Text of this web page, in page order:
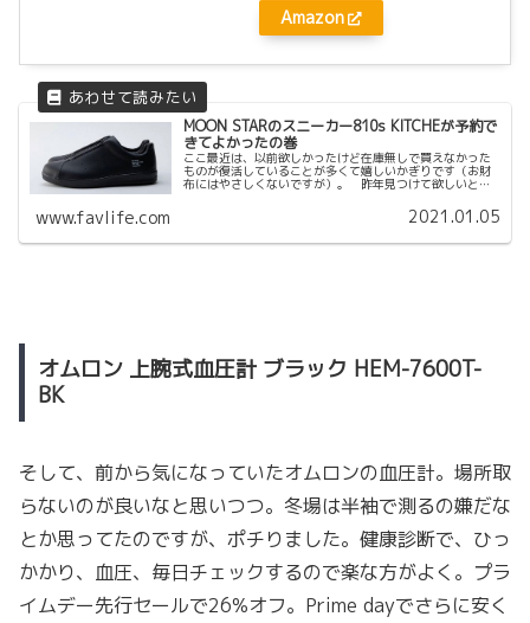
Amazon
MOON STARのスニーカー810s KITCHEが予約で
きてよかったの巻
ここ最近は、以前欲しかったけど在庫無しで買えなかった
ものが復活していることが多くて嬉しいかぎりです（お財
布にはやさしくないですが）。 昨年見つけて欲しいと思
www.favlife.com 2021.01.05
オムロン 上腕式血圧計 ブラック HEM-7600T-
BK
そして、前から気になっていたオムロンの血圧計。場所取
らないのが良いなと思いつつ。冬場は半袖で測るの嫌だな
とか思ってたのですが、ポチりました。健康診断で、ひっ
かかり、血圧、毎日チェックするので楽な方がよく。プラ
イムデー先行セールで26%オフ。Prime dayでさらに安く